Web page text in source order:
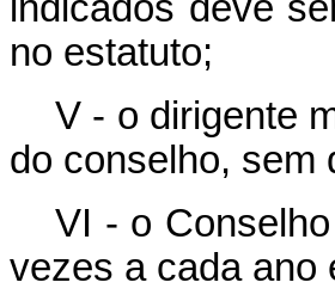
no estatuto;
V - o dirigente
do conselho, sem
VI - o
vezes a cada ano